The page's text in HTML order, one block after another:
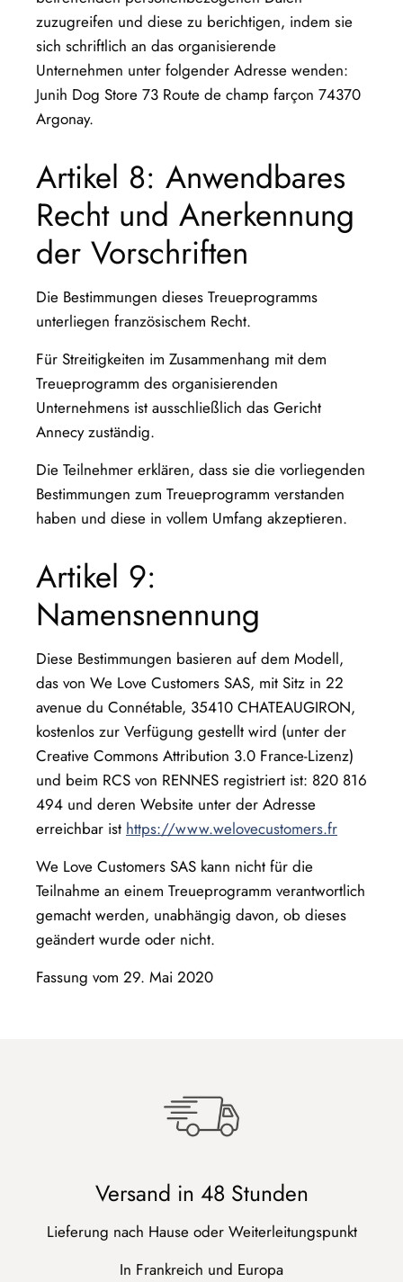
zuzugreifen und diese zu berichtigen, indem sie
sich schriftlich an das organisierende
Unternehmen unter folgender Adresse wenden:
Junih Dog Store 73 Route de champ farçon 74370
Argonay.
Artikel 8: Anwendbares
Recht und Anerkennung
der Vorschriften
Die Bestimmungen dieses Treueprogramms
unterliegen französischem Recht.
Für Streitigkeiten im Zusammenhang mit dem
Treueprogramm des organisierenden
Unternehmens ist ausschließlich das Gericht
Annecy zuständig.
Die Teilnehmer erklären, dass sie die vorliegenden
Bestimmungen zum Treueprogramm verstanden
haben und diese in vollem Umfang akzeptieren.
Artikel 9:
Namensnennung
Diese Bestimmungen basieren auf dem Modell,
das von We Love Customers SAS, mit Sitz in 22
avenue du Connétable, 35410 CHATEAUGIRON,
kostenlos zur Verfügung gestellt wird (unter der
Creative Commons Attribution 3.0 France-Lizenz)
und beim RCS von RENNES registriert ist: 820 816
494 und deren Website unter der Adresse
erreichbar ist https://www.welovecustomers.fr
We Love Customers SAS kann nicht für die
Teilnahme an einem Treueprogramm verantwortlich
gemacht werden, unabhängig davon, ob dieses
geändert wurde oder nicht.
Fassung vom 29. Mai 2020
Versand in 48 Stunden
Lieferung nach Hause oder Weiterleitungspunkt
In Frankreich und Europa